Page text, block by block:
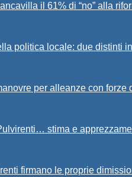
il 61% di “no” alla
politica locale: due distinti
per alleanze con forze
stima e
firmano le proprie